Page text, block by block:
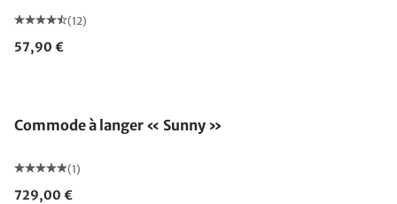
(12)
57,90 €
Commode à langer « Sunny »
(1)
729,00 €